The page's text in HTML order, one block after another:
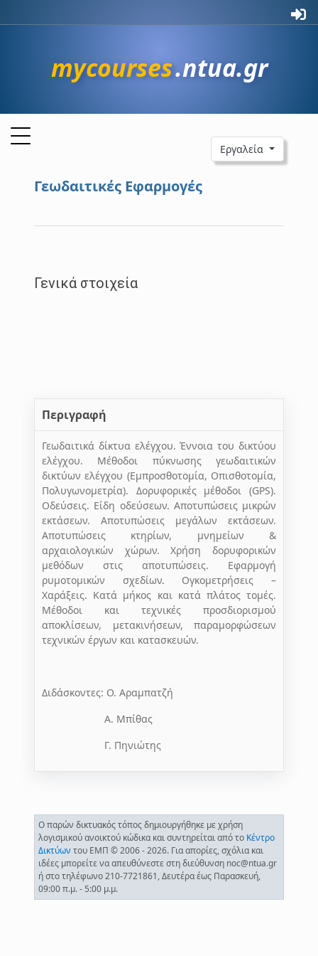
mycourses.ntua.gr
Εργαλεία
Γεωδαιτικές Εφαρμογές
Γενικά στοιχεία
Περιγραφή
Γεωδαιτικά δίκτυα ελέγχου. Έννοια του δικτύου
ελέγχου. Μέθοδοι πύκνωσης γεωδαιτικών
δικτύων ελέγχου (Εμπροσθοτομία, Οπισθοτομία,
Πολυγωνομετρία). Δορυφορικές μέθοδοι (GPS).
Οδεύσεις. Είδη οδεύσεων. Αποτυπώσεις μικρών
εκτάσεων. Αποτυπώσεις μεγάλων εκτάσεων.
Αποτυπώσεις κτηρίων, μνημείων &
αρχαιολογικών χώρων. Χρήση δορυφορικών
μεθόδων στις αποτυπώσεις. Εφαρμογή
ρυμοτομικών σχεδίων. Ογκομετρήσεις –
Χαράξεις. Κατά μήκος και κατά πλάτος τομές.
Μέθοδοι και τεχνικές προσδιορισμού
αποκλίσεων, μετακινήσεων, παραμορφώσεων
τεχνικών έργων και κατασκευών.
Διδάσκοντες: Ο. Αραμπατζή
Α. Μπίθας
Γ. Πηνιώτης
Ο παρών δικτυακός τόπος δημιουργήθηκε με χρήση
λογισμικού ανοικτού κώδικα και συντηρείται από το Κέντρο
Δικτύων του ΕΜΠ © 2006 - 2026. Για απορίες, σχόλια και
ιδέες μπορείτε να απευθύνεστε στη διεύθυνση noc@ntua.gr
ή στο τηλέφωνο 210-7721861, Δευτέρα έως Παρασκευή,
09:00 π.μ. - 5:00 μ.μ.